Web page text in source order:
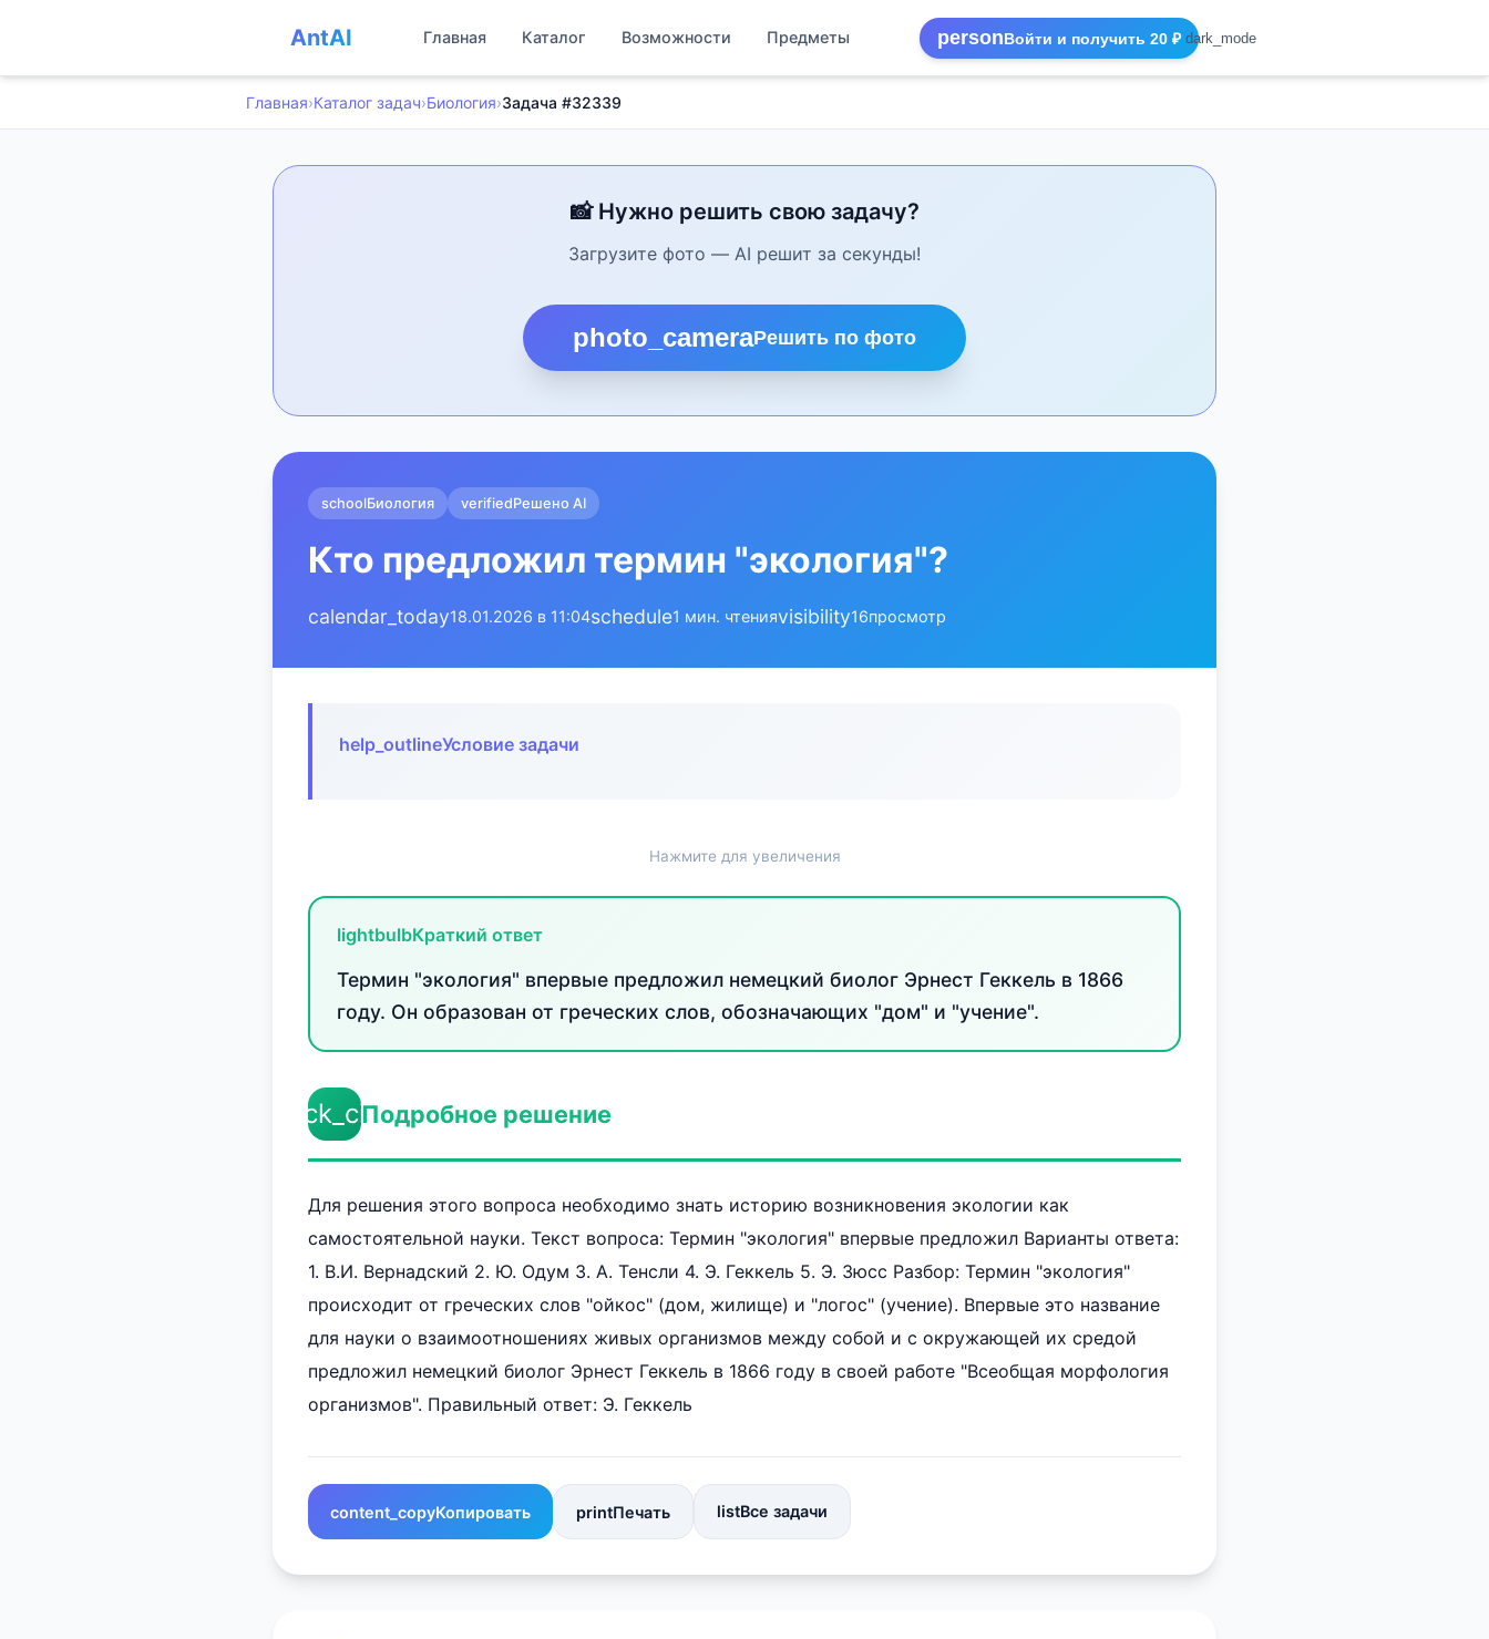
AntAI Главная Каталог Возможности Предметы personВойти и получить 20 ₽ dark_mode
Главная›Каталог задач›Биология›Задача #32339
📸 Нужно решить свою задачу?
Загрузите фото — AI решит за секунды!
photo_cameraРешить по фото
schoolБиология verifiedРешено AI
Кто предложил термин "экология"?
calendar_today18.01.2026 в 11:04schedule1 мин. чтенияvisibility16просмотр
help_outlineУсловие задачи
Нажмите для увеличения
lightbulbКраткий ответ
Термин "экология" впервые предложил немецкий биолог Эрнест Геккель в 1866
году. Он образован от греческих слов, обозначающих "дом" и "учение".
check_circleПодробное решение
Для решения этого вопроса необходимо знать историю возникновения экологии как
самостоятельной науки. Текст вопроса: Термин "экология" впервые предложил Варианты ответа:
1. В.И. Вернадский 2. Ю. Одум 3. А. Тенсли 4. Э. Геккель 5. Э. Зюсс Разбор: Термин "экология"
происходит от греческих слов "ойкос" (дом, жилище) и "логос" (учение). Впервые это название
для науки о взаимоотношениях живых организмов между собой и с окружающей их средой
предложил немецкий биолог Эрнест Геккель в 1866 году в своей работе "Всеобщая морфология
организмов". Правильный ответ: Э. Геккель
content_copyКопировать printПечать listВсе задачи